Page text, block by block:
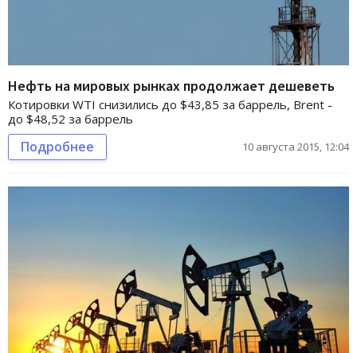
Нефть на мировых рынках продолжает дешеветь
Котировки WTI снизились до $43,85 за баррель, Brent -
до $48,52 за баррель
Подробнее 10 августа 2015, 12:04